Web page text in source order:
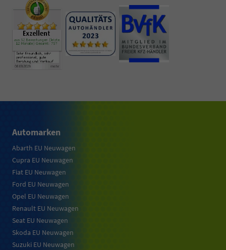
Automarken
Abarth EU Neuwagen
Cupra EU Neuwagen
Fiat EU Neuwagen
Ford EU Neuwagen
Opel EU Neuwagen
Renault EU Neuwagen
Seat EU Neuwagen
Skoda EU Neuwagen
Suzuki EU Neuwagen